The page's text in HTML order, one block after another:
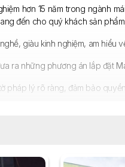
hơn 15 năm trong ngành
đến cho quý khách sản
giàu kinh nghiệm, am hiểu
ra những phương án lắp đặt
pháp lý rõ ràng, đảm bảo
quán cafe
để nhận được